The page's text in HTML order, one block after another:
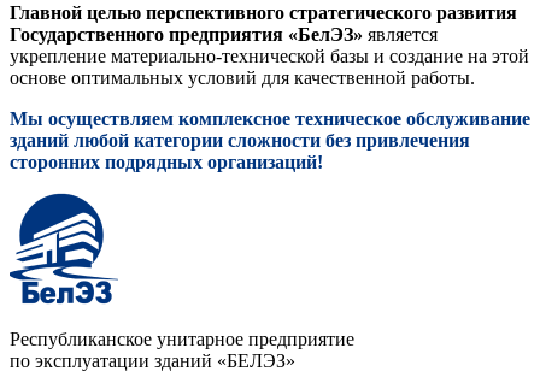
Главной целью перспективного стратегического развития
Государственного предприятия «БелЭЗ» является
укрепление материально-технической базы и создание на этой
основе оптимальных условий для качественной работы.
Мы осуществляем комплексное техническое обслуживание
зданий любой категории сложности без привлечения
сторонних подрядных организаций!
Республиканское унитарное предприятие
по эксплуатации зданий «БЕЛЭЗ»